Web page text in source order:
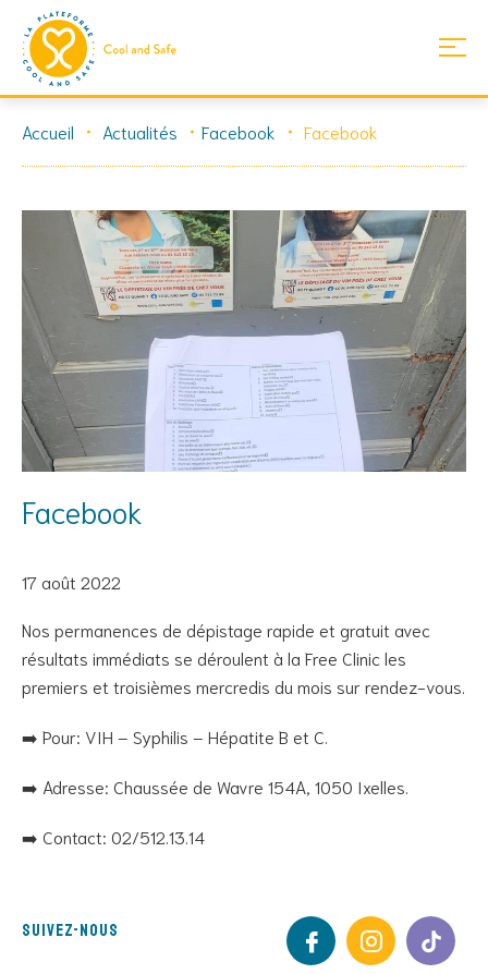
Accueil Actualités Facebook Facebook
Facebook
17 août 2022
Nos permanences de dépistage rapide et gratuit avec
résultats immédiats se déroulent à la Free Clinic les
premiers et troisièmes mercredis du mois sur rendez-vous.
➡️ Pour: VIH – Syphilis – Hépatite B et C.
➡️ Adresse: Chaussée de Wavre 154A, 1050 Ixelles.
➡️ Contact: 02/512.13.14
Suivez-nous